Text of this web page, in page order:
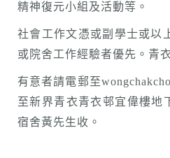
精神復元小組及活動等。
社會工作文憑或副學士或以
或院舍工作經驗者優先。青
有意者請電郵至
至新界青衣青衣邨宜偉樓地
宿舍黃先生收。